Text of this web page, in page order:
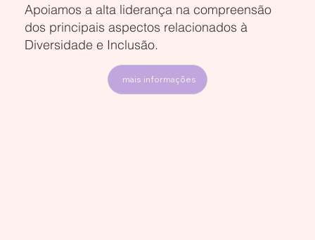
Apoiamos a alta liderança na compreensão
dos principais aspectos relacionados à
Diversidade e Inclusão.
mais informações